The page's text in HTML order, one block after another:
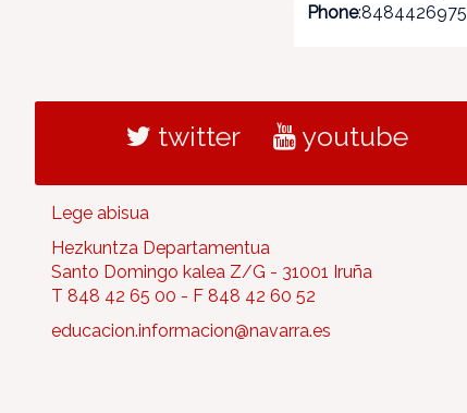
Phone:8484426975
twitter youtube
Lege abisua
Hezkuntza Departamentua
Santo Domingo kalea Z/G - 31001 Iruña
T 848 42 65 00 - F 848 42 60 52
educacion.informacion@navarra.es